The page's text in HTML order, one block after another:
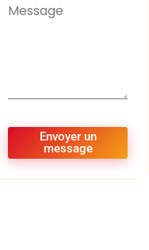
Message
Envoyer un
message